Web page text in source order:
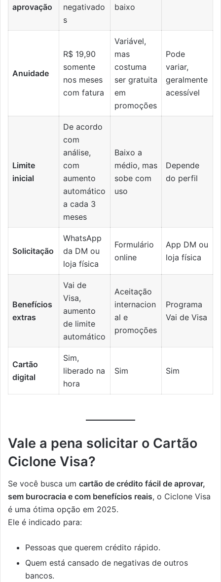
aprovação
negativado
s
baixo
Anuidade
R$ 19,90
somente
nos meses
com fatura
Variável,
mas
costuma
ser gratuita
em
promoções
Pode
variar,
geralmente
acessível
Limite
inicial
De acordo
com
análise,
com
aumento
automático
a cada 3
meses
Baixo a
médio, mas
sobe com
uso
Depende
do perfil
Solicitação
WhatsApp
da DM ou
loja física
Formulário
online
App DM ou
loja física
Benefícios
extras
Vai de
Visa,
aumento
de limite
automático
Aceitação
internacion
al e
promoções
Programa
Vai de Visa
Cartão
digital
Sim,
liberado na
hora
Sim Sim
Vale a pena solicitar o Cartão
Ciclone Visa?
Se você busca um cartão de crédito fácil de aprovar,
sem burocracia e com benefícios reais, o Ciclone Visa
é uma ótima opção em 2025.
Ele é indicado para:
Pessoas que querem crédito rápido.
Quem está cansado de negativas de outros
bancos.